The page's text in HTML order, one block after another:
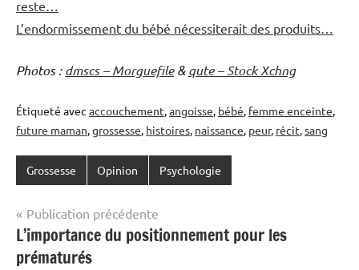
reste…
L’endormissement du bébé nécessiterait des produits…
Photos :dmscs – Morguefile&qute – Stock Xchng
Étiqueté avec accouchement,angoisse, bébé, femme enceinte,
future maman,grossesse, histoires, naissance, peur, récit,sang
Grossesse Opinion Psychologie
Navigation
de
Publication précédente
L’importance du positionnement pour les
prématurés